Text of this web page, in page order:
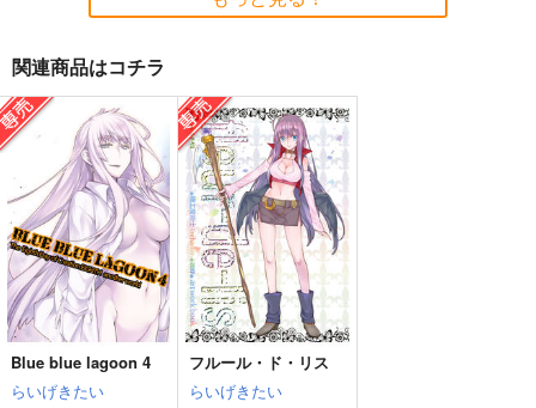
もんがーアクキー
ぱんmog☆王国
専売 472円 （税込）
ザ・モモタロウ
モモまじ メガネ拭き
ぱんmog☆王国
専売 315円（税込）
ザ・モモタロウ
真島零
青のコントレイル
らいげきたい
1,485円 （税込）
シルヴァン×ベレス
サンプル
作品詳細
ベレス先生とゴーティ
エが雑に遊んだ本
らいげきたい
440円（税込）
シルヴァン×ベレス
サンプル
作品詳細
関連商品はコチラ
Blue blue lagoon 4
らいげきたい
フルール・ド・リス
らいげきたい